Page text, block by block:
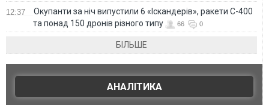
12:37
Окупанти за ніч випустили 6 «Іскандерів», ракети С-400
та понад 150 дронів різного типу
66 0
БІЛЬШЕ
АНАЛІТИКА